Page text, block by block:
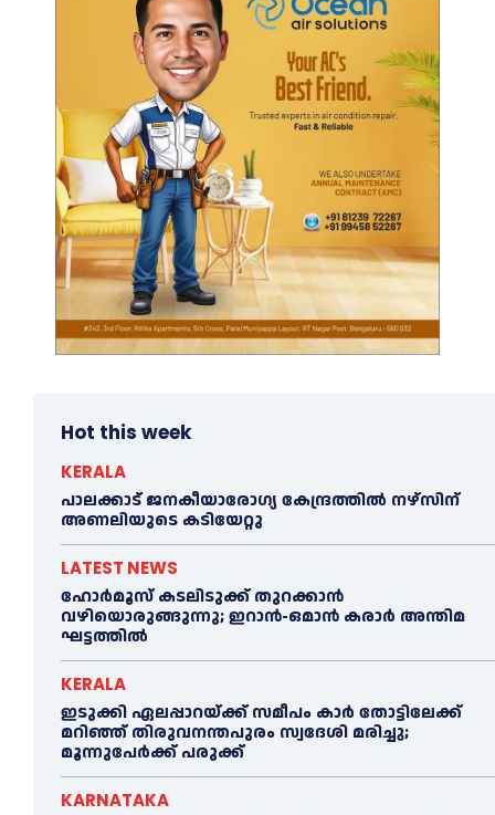
Hot this week
KERALA
പാലക്കാട് ജനകീയാരോഗ്യ കേന്ദ്രത്തില്‍ നഴ്‌സിന്
അണലിയുടെ കടിയേറ്റു
LATEST NEWS
ഹോർമൂസ് കടലിടുക്ക് തുറക്കാൻ
വഴിയൊരുങ്ങുന്നു; ഇറാൻ-ഒമാൻ കരാർ അന്തിമ
ഘട്ടത്തിൽ
KERALA
ഇടുക്കി ഏലപ്പാറയ്ക്ക് സമീപം കാര്‍ തോട്ടിലേക്ക്
മറിഞ്ഞ് തിരുവനന്തപുരം സ്വദേശി മരിച്ചു;
മൂന്നുപേര്‍ക്ക് പരുക്ക്
KARNATAKA